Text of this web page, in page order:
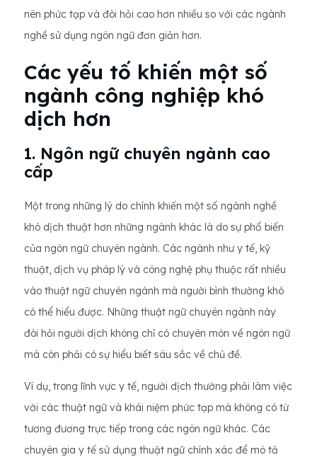
nên phức tạp và đòi hỏi cao hơn nhiều so với các ngành
nghề sử dụng ngôn ngữ đơn giản hơn.
Các yếu tố khiến một số
ngành công nghiệp khó
dịch hơn
1. Ngôn ngữ chuyên ngành cao
cấp
Một trong những lý do chính khiến một số ngành nghề
khó dịch thuật hơn những ngành khác là do sự phổ biến
của ngôn ngữ chuyên ngành. Các ngành như y tế, kỹ
thuật, dịch vụ pháp lý và công nghệ phụ thuộc rất nhiều
vào thuật ngữ chuyên ngành mà người bình thường khó
có thể hiểu được. Những thuật ngữ chuyên ngành này
đòi hỏi người dịch không chỉ có chuyên môn về ngôn ngữ
mà còn phải có sự hiểu biết sâu sắc về chủ đề.
Ví dụ, trong lĩnh vực y tế, người dịch thường phải làm việc
với các thuật ngữ và khái niệm phức tạp mà không có từ
tương đương trực tiếp trong các ngôn ngữ khác. Các
chuyên gia y tế sử dụng thuật ngữ chính xác để mô tả